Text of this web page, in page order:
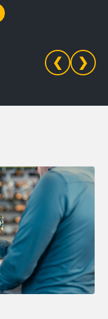
❮ ❯